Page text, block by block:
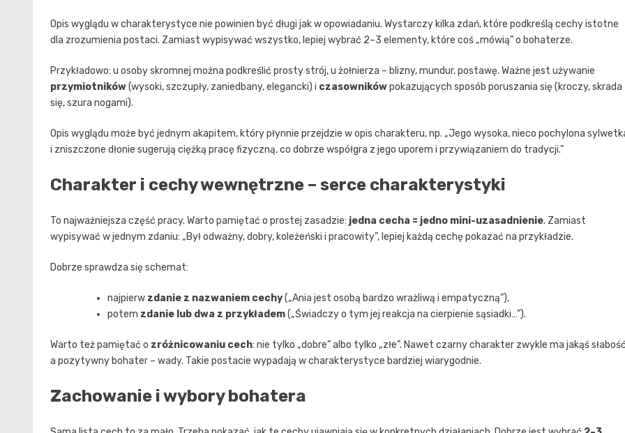
Opis wyglądu w charakterystyce nie powinien być długi jak w opowiadaniu. Wystarczy kilka zdań, które podkreślą cechy istotne
dla zrozumienia postaci. Zamiast wypisywać wszystko, lepiej wybrać 2–3 elementy, które coś „mówią” o bohaterze.
Przykładowo: u osoby skromnej można podkreślić prosty strój, u żołnierza – blizny, mundur, postawę. Ważne jest używanie
przymiotników(wysoki, szczupły, zaniedbany, elegancki) i czasownikówpokazujących sposób poruszania się (kroczy, skrada
się, szura nogami).
Opis wyglądu może być jednym akapitem, który płynnie przejdzie w opis charakteru, np. „Jego wysoka, nieco pochylona
i zniszczone dłonie sugerują ciężką pracę fizyczną, co dobrze współgra z jego uporem i przywiązaniem do tradycji.”
Charakter i cechy wewnętrzne – serce charakterystyki
To najważniejsza część pracy. Warto pamiętać o prostej zasadzie: jedna cecha = jedno mini-uzasadnienie. Zamiast
wypisywać w jednym zdaniu: „Był odważny, dobry, koleżeński i pracowity”, lepiej każdą cechę pokazać na przykładzie.
Dobrze sprawdza się schemat:
najpierw zdanie z nazwaniem cechy(„Ania jest osobą bardzo wrażliwą i empatyczną”),
potem zdanie lub dwa z przykładem(„Świadczy o tym jej reakcja na cierpienie sąsiadki…”).
Warto też pamiętać o zróżnicowaniu cech: nie tylko „dobre” albo tylko „złe”. Nawet czarny charakter zwykle ma jakąś
a pozytywny bohater – wady. Takie postacie wypadają w charakterystyce bardziej wiarygodnie.
Zachowanie i wybory bohatera